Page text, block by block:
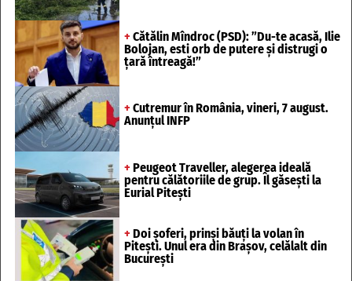
+ Cătălin Mîndroc (PSD): ”Du-te acasă, Ilie
Bolojan, esti orb de putere și distrugi o
țară întreagă!”
+ Cutremur în România, vineri, 7 august.
Anunțul INFP
+ Peugeot Traveller, alegerea ideală
pentru călătoriile de grup. Îl găsești la
Eurial Pitești
+ Doi șoferi, prinși băuți la volan în
Pitești. Unul era din Brașov, celălalt din
București